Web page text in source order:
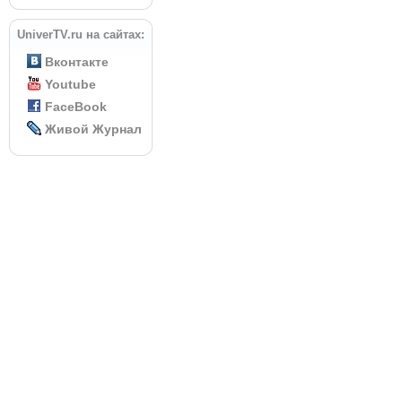
UniverTV.ru на сайтах:
Вконтакте
Youtube
FaceBook
Живой Журнал